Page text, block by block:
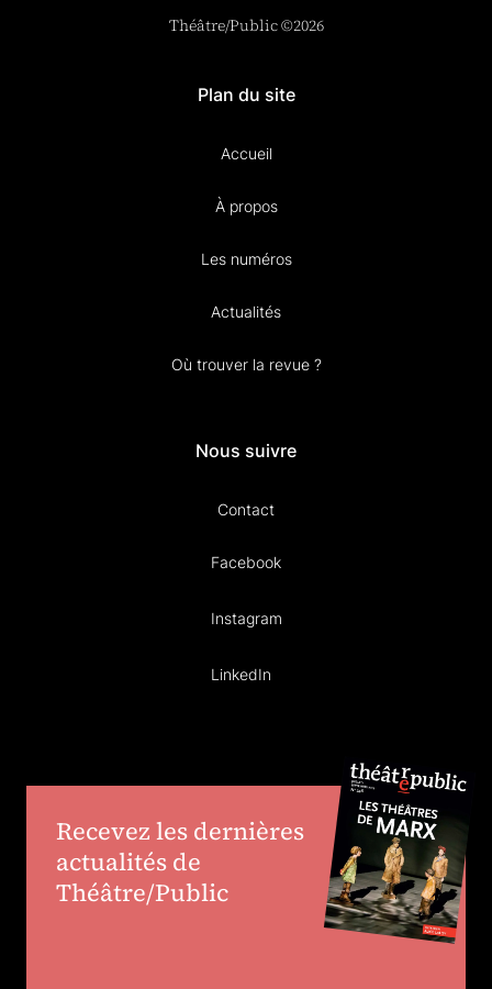
Théâtre/Public ©2026
Plan du site
Accueil
À propos
Les numéros
Actualités
Où trouver la revue ?
Nous suivre
Contact
Facebook
Instagram
LinkedIn
Recevez les dernières
actualités de
Théâtre/Public